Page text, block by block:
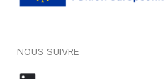
NOUS SUIVRE